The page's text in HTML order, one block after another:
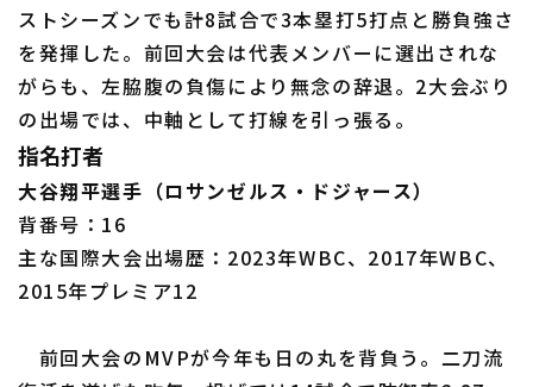
ストシーズンでも計8試合で3本塁打5打点と勝負強さ
を発揮した。前回大会は代表メンバーに選出されな
がらも、左脇腹の負傷により無念の辞退。2大会ぶり
の出場では、中軸として打線を引っ張る。
指名打者
大谷翔平選手（ロサンゼルス・ドジャース）
背番号：16
主な国際大会出場歴：2023年WBC、2017年WBC、
2015年プレミア12
前回大会のMVPが今年も日の丸を背負う。二刀流